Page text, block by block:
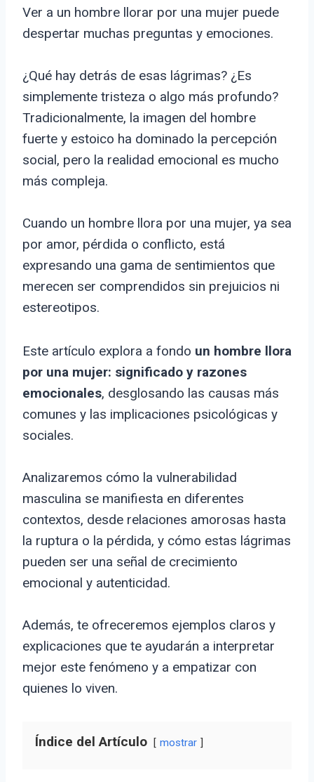
Ver a un hombre llorar por una mujer puede
despertar muchas preguntas y emociones.
¿Qué hay detrás de esas lágrimas? ¿Es
simplemente tristeza o algo más profundo?
Tradicionalmente, la imagen del hombre
fuerte y estoico ha dominado la percepción
social, pero la realidad emocional es mucho
más compleja.
Cuando un hombre llora por una mujer, ya sea
por amor, pérdida o conflicto, está
expresando una gama de sentimientos que
merecen ser comprendidos sin prejuicios ni
estereotipos.
Este artículo explora a fondo un hombre llora
por una mujer: significado y razones
emocionales, desglosando las causas más
comunes y las implicaciones psicológicas y
sociales.
Analizaremos cómo la vulnerabilidad
masculina se manifiesta en diferentes
contextos, desde relaciones amorosas hasta
la ruptura o la pérdida, y cómo estas lágrimas
pueden ser una señal de crecimiento
emocional y autenticidad.
Además, te ofreceremos ejemplos claros y
explicaciones que te ayudarán a interpretar
mejor este fenómeno y a empatizar con
quienes lo viven.
Índice del Artículo mostrar